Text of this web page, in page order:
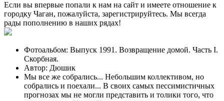
Если вы впервые попали к нам на сайт и имеете отношение к
городку Чаган, пожалуйста, зарегистрируйтесь. Мы всегда
рады пополнению в наших рядах!
Фотоальбом: Выпуск 1991. Возвращение домой. Часть I.
Скорбная.
Автор: Дюшик
Мы все же собрались... Небольшим коллективом, но
собрались и поехали... В своих самых пессимистичных
прогнозах мы не могли представить и толики того, что